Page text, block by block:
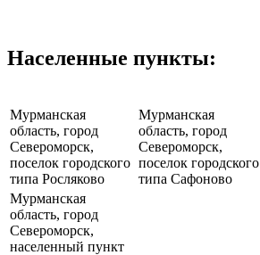
Населенные пункты:
Мурманская
область, город
Североморск,
поселок городского
типа Росляково
Мурманская
область, город
Североморск,
поселок городского
типа Сафоново
Мурманская
область, город
Североморск,
населенный пункт